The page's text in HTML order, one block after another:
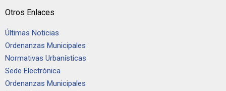
Otros Enlaces
Últimas Noticias
Ordenanzas Municipales
Normativas Urbanísticas
Sede Electrónica
Ordenanzas Municipales